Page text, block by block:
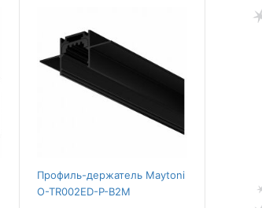
Профиль-держатель Maytoni
O-TR002ED-P-B2M